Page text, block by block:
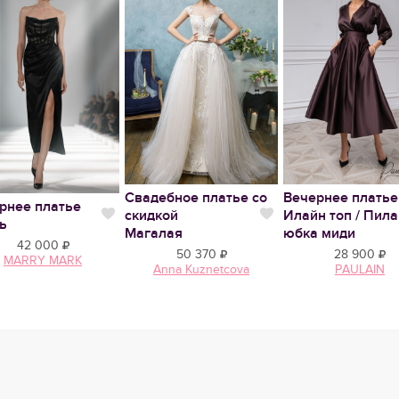
платье
Нравится
42 000
MARRY MARK
Свадебное платье со
скидкой
Магалая
Нравится
50 370
Anna Kuznetcova
Вечернее платье
Илайн топ /
юбка миди
28 900
PAULAIN